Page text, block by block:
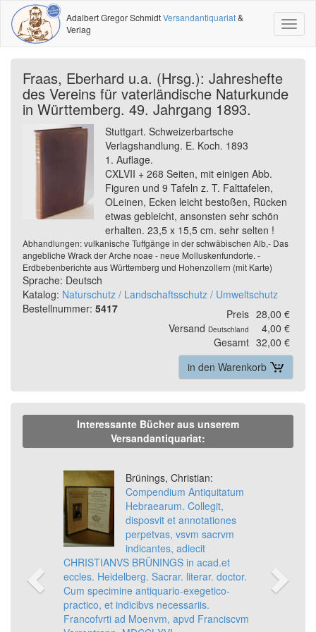
Adalbert Gregor SchmidtVersandantiquariat&
Verlag
Fraas, Eberhard u.a. (Hrsg.): Jahreshefte
des Vereins für vaterländische Naturkunde
in Württemberg. 49. Jahrgang 1893.
Stuttgart. Schweizerbartsche
Verlagshandlung. E. Koch. 1893
1. Auflage.
CXLVII + 268 Seiten, mit einigen Abb.
Figuren und 9 Tafeln z. T. Falttafelen,
OLeinen, Ecken leicht bestoßen, Rücken
etwas gebleicht, ansonsten sehr schön
erhalten. 23,5 x 15,5 cm. sehr selten !
Abhandlungen: vulkanische Tuffgänge in der schwäbischen Alb,- Das
angebliche Wrack der Arche noae - neue Molluskenfundorte. -
Erdbebenberichte aus Württemberg und Hohenzollern (mit Karte)
Sprache: Deutsch
Katalog: Naturschutz / Landschaftsschutz / Umweltschutz
Bestellnummer: 5417 Preis 28,00 €
Versand Deutschland
4,00 €
Gesamt 32,00 €
in den Warenkorb
Interessante Bücher aus unserem
Versandantiquariat:
Brünings, Christian:
Compendium Antiquitatum
Hebraearum. Collegit,
disposvit et annotationes
perpetvas, vsvm sacrvm
indicantes, adiecit
CHRISTIANVS BRÜNINGS in acad.et
eccles. Heidelberg. Sacrar. literar. doctor.
Cum specimine antiquario-exegetico-
practico, et indicibvs necessariis.
Francofvrti ad Moenvm, apvd Franciscvm
Previous